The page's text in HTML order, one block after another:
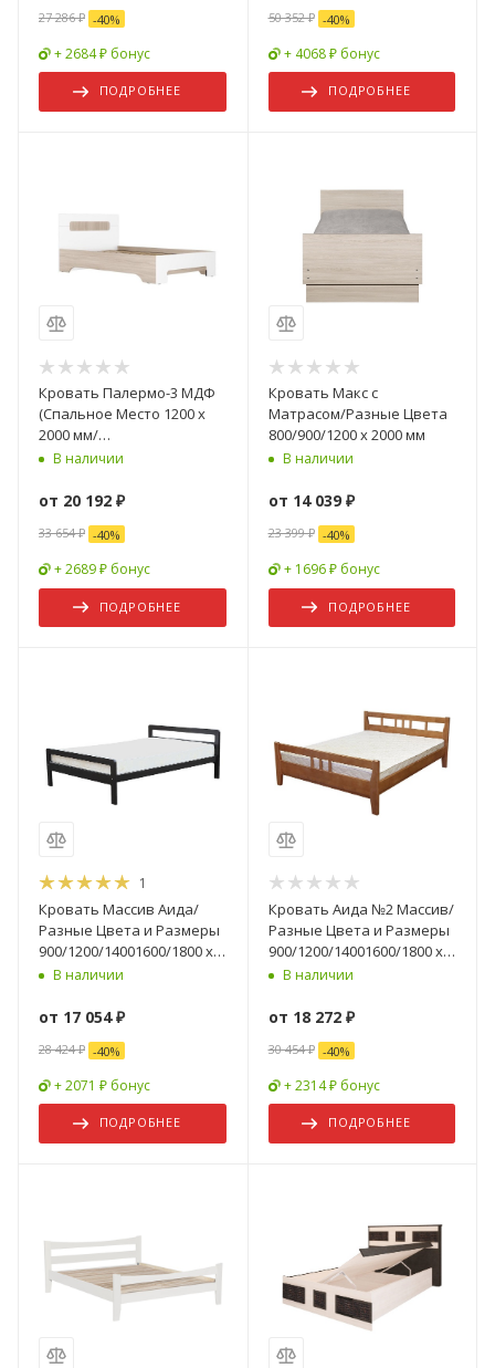
27 286 ₽ -40%
+ 2684 ₽ бонус
ПОДРОБНЕЕ
50 352 ₽ -40%
+ 4068 ₽ бонус
ПОДРОБНЕЕ
Кровать Палермо-3 МДФ
(Спальное Место 1200 х
2000 мм/
Ортопед.Основание)
В наличии
от 20 192 ₽
33 654 ₽ -40%
+ 2689 ₽ бонус
ПОДРОБНЕЕ
Кровать Макс с
Матрасом/Разные Цвета
800/900/1200 х 2000 мм
В наличии
от 14 039 ₽
23 399 ₽ -40%
+ 1696 ₽ бонус
ПОДРОБНЕЕ
1
Кровать Массив Аида/
Разные Цвета и Размеры
900/1200/14001600/1800 х
2000 мм
В наличии
от 17 054 ₽
28 424 ₽ -40%
+ 2071 ₽ бонус
ПОДРОБНЕЕ
Кровать Аида №2 Массив/
Разные Цвета и Размеры
900/1200/14001600/1800 х
2000 мм
В наличии
от 18 272 ₽
30 454 ₽ -40%
+ 2314 ₽ бонус
ПОДРОБНЕЕ